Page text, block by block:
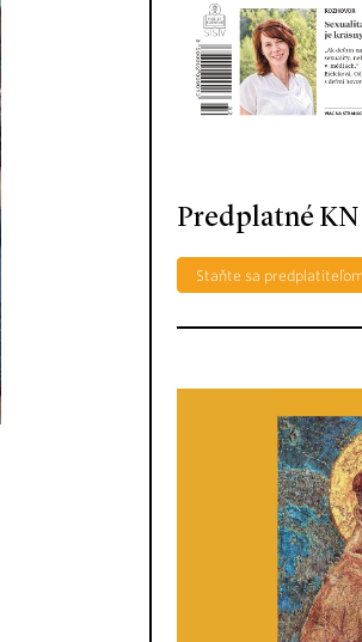
Predplatné KN
Staňte sa